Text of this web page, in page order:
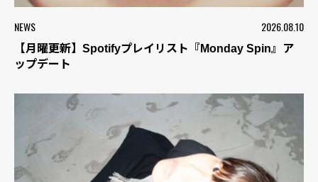
NEWS 2026.08.10
【月曜更新】Spotifyプレイリスト『Monday Spin』ア
ップデート